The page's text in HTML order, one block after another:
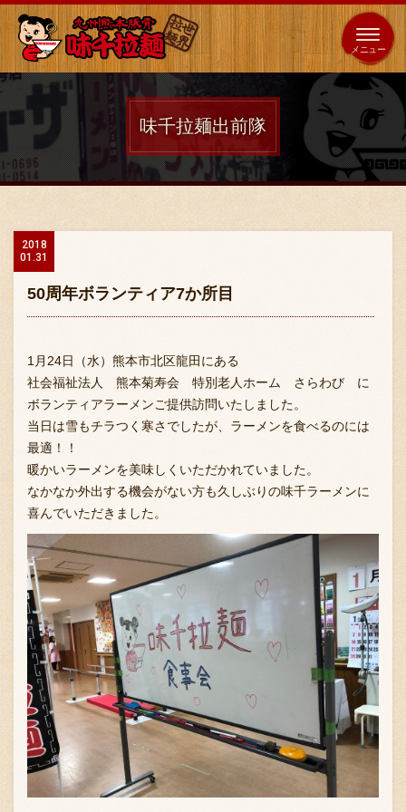
全国
展開 海外 653 店 64 店
ホーム
味千の取り組み
お問い合わせ
ブランド一覧
FC加盟店募集
会社案内
お知らせ
味千拉麺出前隊
2018
01.31
50周年ボランティア7か所目
1月24日（水）熊本市北区龍田にある
社会福祉法人 熊本菊寿会 特別老人ホーム さらわび に
ボランティアラーメンご提供訪問いたしました。
当日は雪もチラつく寒さでしたが、ラーメンを食べるのには
最適！！
暖かいラーメンを美味しくいただかれていました。
なかなか外出する機会がない方も久しぶりの味千ラーメンに
喜んでいただきました。